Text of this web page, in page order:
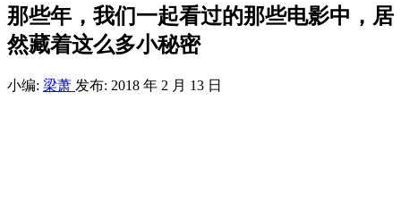
那些年，我们一起看过的那些电影中，居
然藏着这么多小秘密
小编: 梁萧 发布: 2018 年 2 月 13 日